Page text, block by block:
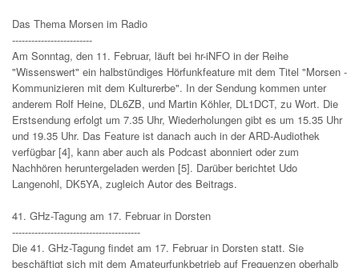
Das Thema Morsen im Radio
-------------------------
Am Sonntag, den 11. Februar, läuft bei hr-iNFO in der Reihe
"Wissenswert" ein halbstündiges Hörfunkfeature mit dem Titel "Morsen -
Kommunizieren mit dem Kulturerbe". In der Sendung kommen unter
anderem Rolf Heine, DL6ZB, und Martin Köhler, DL1DCT, zu Wort. Die
Erstsendung erfolgt um 7.35 Uhr, Wiederholungen gibt es um 15.35 Uhr
und 19.35 Uhr. Das Feature ist danach auch in der ARD-Audiothek
verfügbar [4], kann aber auch als Podcast abonniert oder zum
Nachhören heruntergeladen werden [5]. Darüber berichtet Udo
Langenohl, DK5YA, zugleich Autor des Beitrags.
41. GHz-Tagung am 17. Februar in Dorsten
----------------------------------------
Die 41. GHz-Tagung findet am 17. Februar in Dorsten statt. Sie
beschäftigt sich mit dem Amateurfunkbetrieb auf Frequenzen oberhalb